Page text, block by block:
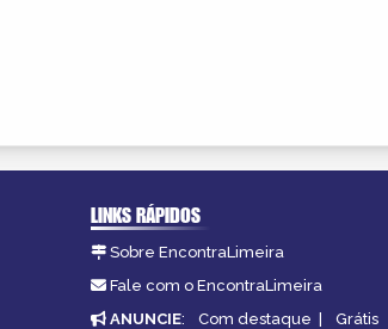
LINKS RÁPIDOS
Sobre EncontraLimeira
Fale com o EncontraLimeira
ANUNCIE: Com destaque | Grátis